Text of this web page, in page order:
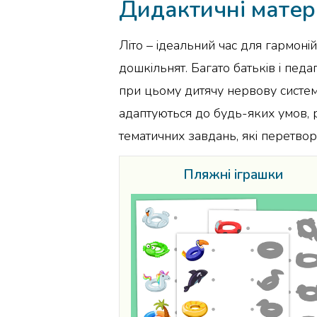
Дидактичні
Літо – ідеальний час для
дошкільнят. Багато батьків і
при цьому дитячу нервову
адаптуються до будь-яких умов,
тематичних завдань, які
Пляжні іграшки